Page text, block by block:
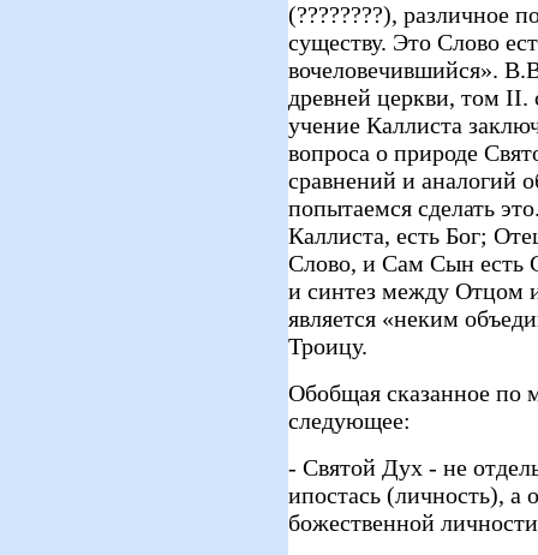
(????????), различное
существу. Это Слово
вочеловечившийся».
древней церкви, том II.
учение Каллиста
вопроса о природе
сравнений и аналогий
попытаемся сделать
Каллиста, есть Бог;
Слово, и Сам Сын есть
и синтез между Отцом
является «неким
Троицу.
Обобщая сказанное по
следующее:
- Святой Дух - не
ипостась (личность), а
божественной